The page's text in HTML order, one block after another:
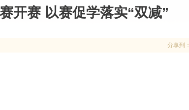
开赛 以赛促学落实“双减”
分享到：